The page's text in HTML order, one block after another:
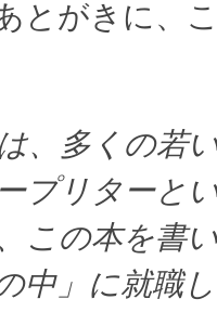
とがきに、
、多くの若
プリターと
この本を書
中」に就職